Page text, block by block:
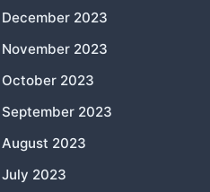
December 2023
November 2023
October 2023
September 2023
August 2023
July 2023